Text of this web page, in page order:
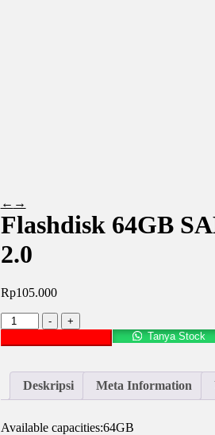
← →
Flashdisk 64GB
2.0
Rp105.000
-
Kuantitas
Flashdisk
64GB
Cruzer
Blade
USB
+
Tanya Stock
Deskripsi Meta Information
Available capacities:64GB